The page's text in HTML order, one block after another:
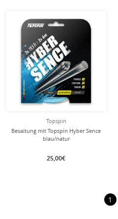
Topspin
Besaitung mit Topspin Hyber Sence
blau/natur
25,00€
1